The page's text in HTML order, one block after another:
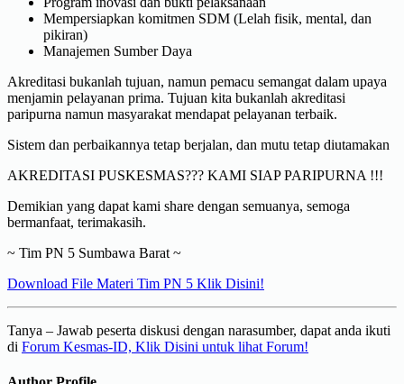
Mempersiapkan komitmen SDM (Lelah fisik, mental, dan
pikiran)
Manajemen Sumber Daya
Akreditasi bukanlah tujuan, namun pemacu semangat dalam upaya
menjamin pelayanan prima. Tujuan kita bukanlah akreditasi
paripurna namun masyarakat mendapat pelayanan terbaik.
Sistem dan perbaikannya tetap berjalan, dan mutu tetap diutamakan
AKREDITASI PUSKESMAS??? KAMI SIAP PARIPURNA !!!
Demikian yang dapat kami share dengan semuanya, semoga
bermanfaat, terimakasih.
~ Tim PN 5 Sumbawa Barat ~
Download File Materi Tim PN 5 Klik Disini!
Tanya – Jawab peserta diskusi dengan narasumber, dapat anda ikuti
di Forum Kesmas-ID, Klik Disini untuk lihat Forum!